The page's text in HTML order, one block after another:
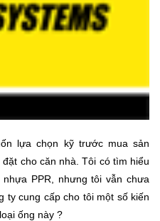
lựa chọn kỹ trước mua sản
cho căn nhà. Tôi có tìm hiểu
PPR, nhưng tôi vẫn chưa
ty cung cấp cho tôi một số kiến
ống này ?